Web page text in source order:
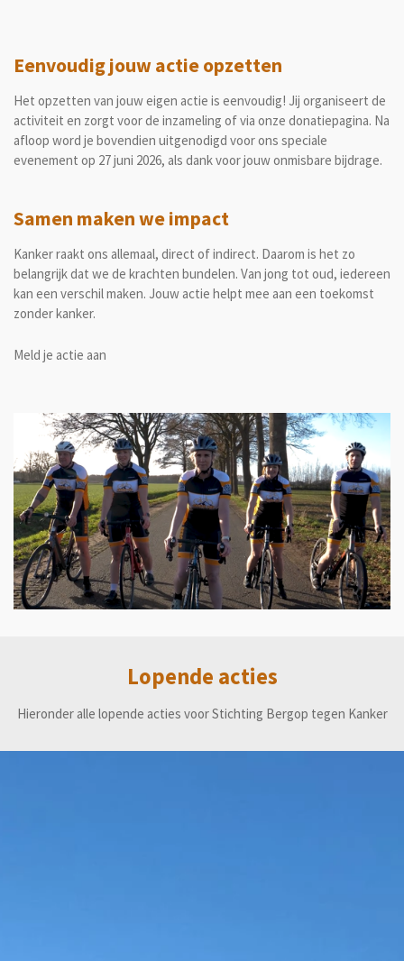
Eenvoudig jouw actie opzetten
Het opzetten van jouw eigen actie is eenvoudig! Jij organiseert de
activiteit en zorgt voor de inzameling of via onze donatiepagina. Na
afloop word je bovendien uitgenodigd voor ons speciale
evenement op 27 juni 2026, als dank voor jouw onmisbare bijdrage.
Samen maken we impact
Kanker raakt ons allemaal, direct of indirect. Daarom is het zo
belangrijk dat we de krachten bundelen. Van jong tot oud, iedereen
kan een verschil maken. Jouw actie helpt mee aan een toekomst
zonder kanker.
Meld je actie aan
Lopende acties
Hieronder alle lopende acties voor Stichting Bergop tegen Kanker